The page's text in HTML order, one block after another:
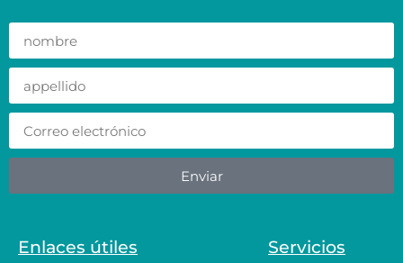
Enviar
Enlaces útiles Servicios